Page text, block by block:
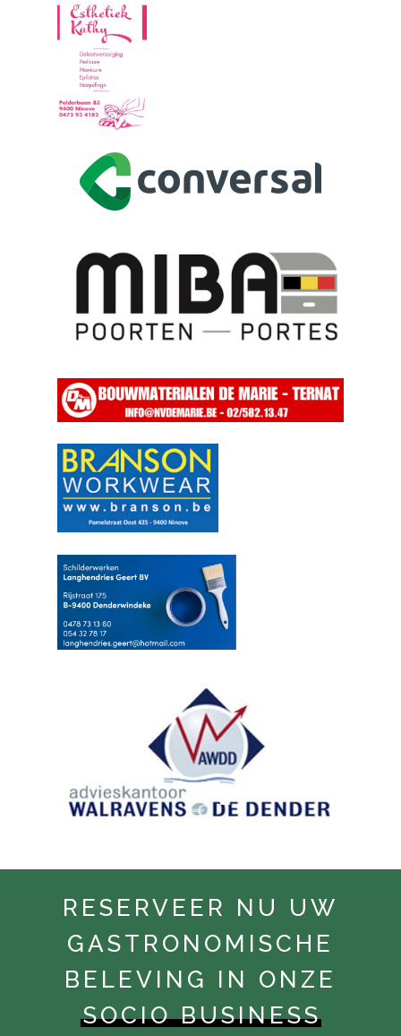
RESERVEER NU UW
GASTRONOMISCHE
BELEVING IN ONZE
SOCIO BUSINESS